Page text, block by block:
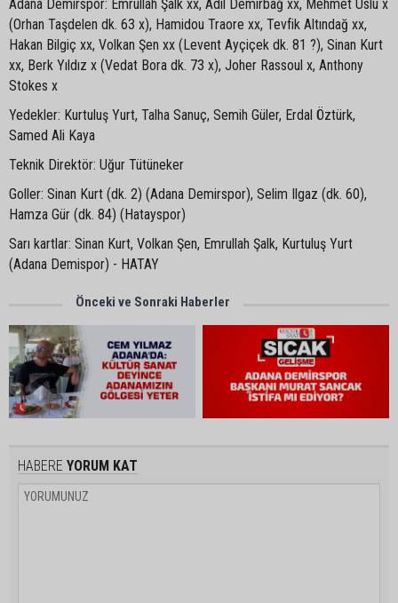
Adana Demirspor: Emrullah Şalk xx, Adil Demirbağ xx, Mehmet Uslu x
(Orhan Taşdelen dk. 63 x), Hamidou Traore xx, Tevfik Altındağ xx,
Hakan Bilgiç xx, Volkan Şen xx (Levent Ayçiçek dk. 81 ?), Sinan Kurt
xx, Berk Yıldız x (Vedat Bora dk. 73 x), Joher Rassoul x, Anthony
Stokes x
Yedekler: Kurtuluş Yurt, Talha Sanuç, Semih Güler, Erdal Öztürk,
Samed Ali Kaya
Teknik Direktör: Uğur Tütüneker
Goller: Sinan Kurt (dk. 2) (Adana Demirspor), Selim Ilgaz (dk. 60),
Hamza Gür (dk. 84) (Hatayspor)
Sarı kartlar: Sinan Kurt, Volkan Şen, Emrullah Şalk, Kurtuluş Yurt
(Adana Demispor) - HATAY
Önceki ve Sonraki Haberler
HABERE YORUM KAT